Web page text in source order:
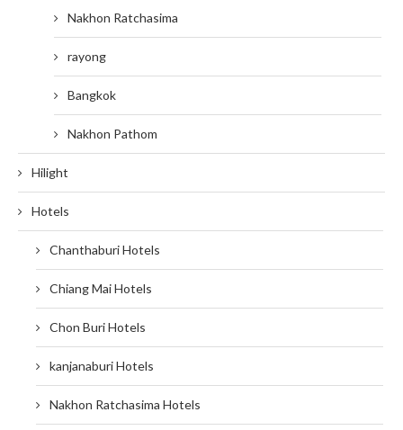
Nakhon Ratchasima
rayong
Bangkok
Nakhon Pathom
Hilight
Hotels
Chanthaburi Hotels
Chiang Mai Hotels
Chon Buri Hotels
kanjanaburi Hotels
Nakhon Ratchasima Hotels